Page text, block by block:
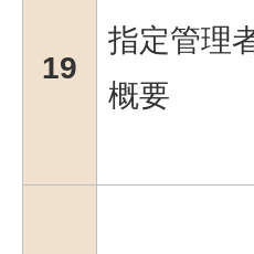
19
指定管理
概要